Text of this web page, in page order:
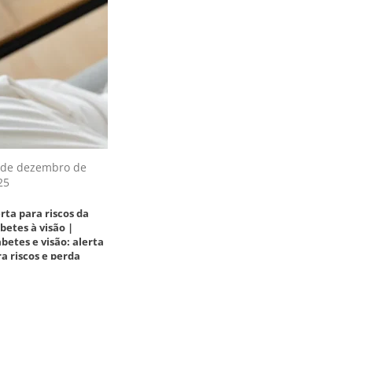
dezembro de
para riscos da
à visão |
e visão: alerta
riscos e perda